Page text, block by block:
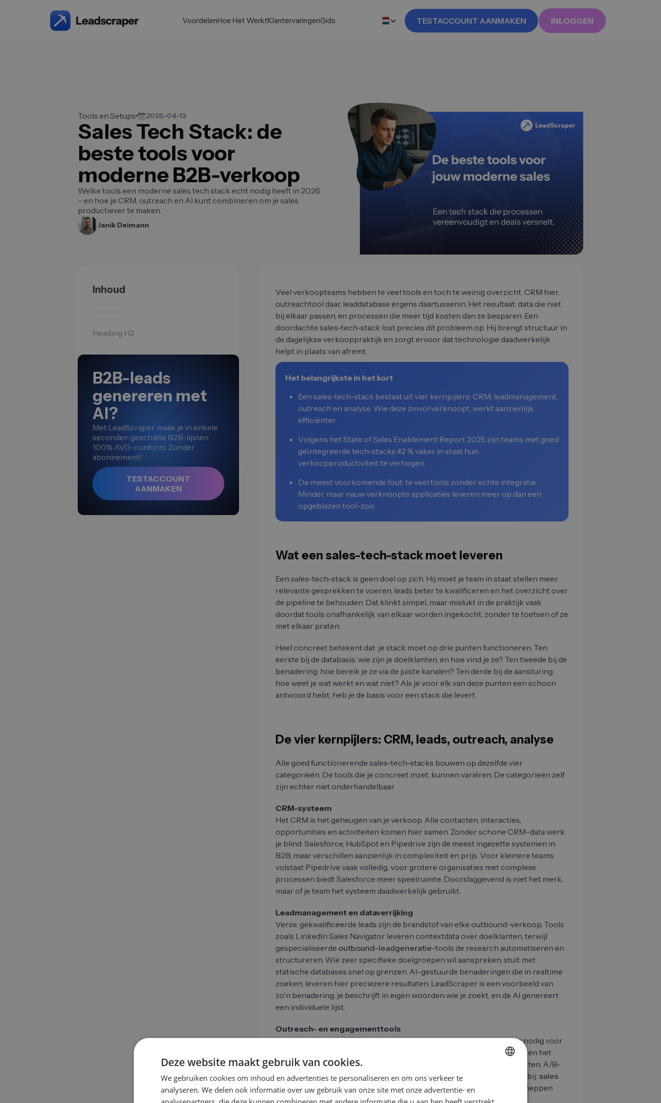
VoordelenHoe Het WerktKlantervaringenGids TESTACCOUNT AANMAKEN INLOGGEN
Tools en Setups 2026-04-13
Sales Tech Stack: de
beste tools voor
moderne B2B-verkoop
Welke tools een moderne sales tech stack echt nodig heeft in 2026
– en hoe je CRM, outreach en AI kunt combineren om je sales
productiever te maken.
Janik Deimann
Inhoud
Heading H2
B2B-leads
genereren met
AI?
Met LeadScraper maak je in enkele
seconden geschikte B2B-lijsten.
100% AVG-conform. Zonder
abonnement!
TESTACCOUNT
AANMAKEN
Veel verkoopteams hebben te veel tools en toch te weinig overzicht. CRM hier,
outreachtool daar, leaddatabase ergens daartussenin. Het resultaat: data die niet
bij elkaar passen, en processen die meer tijd kosten dan ze besparen. Een
doordachte sales-tech-stack lost precies dit probleem op. Hij brengt structuur in
de dagelijkse verkooppraktijk en zorgt ervoor dat technologie daadwerkelijk
helpt in plaats van afremt.
Het belangrijkste in het kort
Een sales-tech-stack bestaat uit vier kernpijlers: CRM, leadmanagement,
outreach en analyse. Wie deze zinvol verknoopt, werkt aanzienlijk
efficiënter.
Volgens het State of Sales Enablement Report 2025 zijn teams met goed
geïntegreerde tech-stacks 42 % vaker in staat hun
verkoopproductiviteit te verhogen.
De meest voorkomende fout: te veel tools zonder echte integratie.
Minder, maar nauw verknoopte applicaties leveren meer op dan een
opgeblazen tool-zoo.
Wat een sales-tech-stack moet leveren
Een sales-tech-stack is geen doel op zich. Hij moet je team in staat stellen meer
relevante gesprekken te voeren, leads beter te kwalificeren en het overzicht over
de pipeline te behouden. Dat klinkt simpel, maar mislukt in de praktijk vaak
doordat tools onafhankelijk van elkaar worden ingekocht, zonder te toetsen of ze
met elkaar praten.
Heel concreet betekent dat: je stack moet op drie punten functioneren. Ten
eerste bij de databasis: wie zijn je doelklanten, en hoe vind je ze? Ten tweede bij de
benadering: hoe bereik je ze via de juiste kanalen? Ten derde bij de aansturing:
hoe weet je wat werkt en wat niet? Als je voor elk van deze punten een schoon
antwoord hebt, heb je de basis voor een stack die levert.
De vier kernpijlers: CRM, leads, outreach, analyse
Alle goed functionerende sales-tech-stacks bouwen op dezelfde vier
categorieën. De tools die je concreet inzet, kunnen variëren. De categorieën zelf
zijn echter niet onderhandelbaar.
CRM-systeem
Het CRM is het geheugen van je verkoop. Alle contacten, interacties,
opportunities en activiteiten komen hier samen. Zonder schone CRM-data werk
je blind. Salesforce, HubSpot en Pipedrive zijn de meest ingezette systemen in
B2B, maar verschillen aanzienlijk in complexiteit en prijs. Voor kleinere teams
volstaat Pipedrive vaak volledig, voor grotere organisaties met complexe
processen biedt Salesforce meer speelruimte. Doorslaggevend is niet het merk,
maar of je team het systeem daadwerkelijk gebruikt.
Leadmanagement en dataverrijking
Verse, gekwalificeerde leads zijn de brandstof van elke outbound-verkoop. Tools
zoals LinkedIn Sales Navigator leveren contextdata over doelklanten, terwijl
gespecialiseerde outbound-leadgeneratie-tools de research automatiseren en
structureren. Wie zeer specifieke doelgroepen wil aanspreken, stuit met
statische databases snel op grenzen. AI-gestuurde benaderingen die in realtime
zoeken, leveren hier preciezere resultaten. LeadScraper is een voorbeeld van
zo'n benadering: je beschrijft in eigen woorden wie je zoekt, en de AI genereert
een individuele lijst.
Outreach- en engagementtools
Zodra je weet wie je wilt aanspreken, is er een gestructureerd proces nodig voor
de contactopname. Platforms zoals Lemlist, Outreach.io of Apollo maken het
mogelijk geautomatiseerde sequenties via e-mail en LinkedIn op te zetten, A/B-
tests te draaien en responsratio's in realtime te volgen. Belangrijk daarbij: sales
automationmoet de personalisatie niet vervangen, maar het kader scheppen
waarin personalisatie überhaupt pas op grote schaal mogelijk wordt.
Deze website maakt gebruik van cookies.
We gebruiken cookies om inhoud en advertenties te personaliseren en om ons verkeer te
analyseren. We delen ook informatie over uw gebruik van onze site met onze advertentie- en